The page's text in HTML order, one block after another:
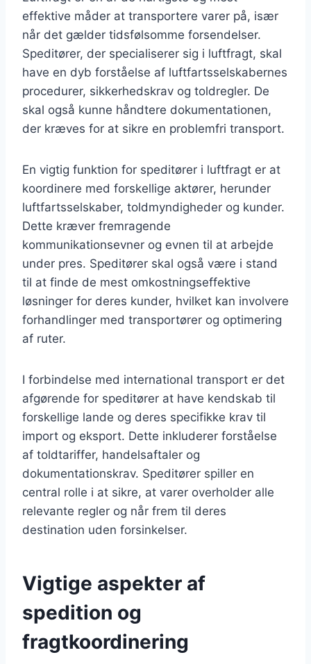
effektive måder at transportere varer på, især
når det gælder tidsfølsomme forsendelser.
Speditører, der specialiserer sig i luftfragt, skal
have en dyb forståelse af luftfartsselskabernes
procedurer, sikkerhedskrav og toldregler. De
skal også kunne håndtere dokumentationen,
der kræves for at sikre en problemfri transport.
En vigtig funktion for speditører i luftfragt er at
koordinere med forskellige aktører, herunder
luftfartsselskaber, toldmyndigheder og kunder.
Dette kræver fremragende
kommunikationsevner og evnen til at arbejde
under pres. Speditører skal også være i stand
til at finde de mest omkostningseffektive
løsninger for deres kunder, hvilket kan involvere
forhandlinger med transportører og optimering
af ruter.
I forbindelse med international transport er det
afgørende for speditører at have kendskab til
forskellige lande og deres specifikke krav til
import og eksport. Dette inkluderer forståelse
af toldtariffer, handelsaftaler og
dokumentationskrav. Speditører spiller en
central rolle i at sikre, at varer overholder alle
relevante regler og når frem til deres
destination uden forsinkelser.
Vigtige aspekter af
spedition og
fragtkoordinering